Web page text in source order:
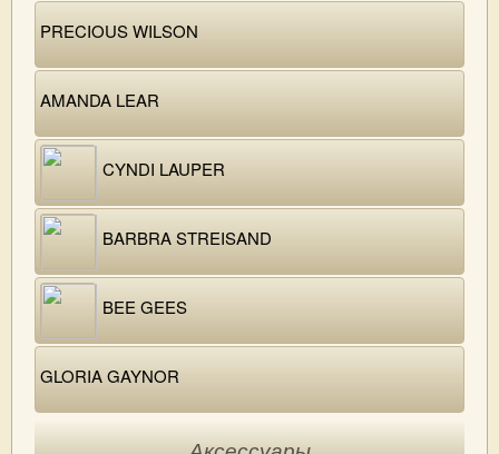
PRECIOUS WILSON
AMANDA LEAR
CYNDI LAUPER
BARBRA STREISAND
BEE GEES
GLORIA GAYNOR